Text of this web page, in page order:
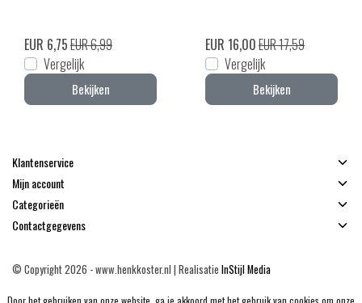
EUR 6,75EUR 6,99
Vergelijk
Bekijken
EUR 16,00EUR 17,59
Vergelijk
Bekijken
Klantenservice
Mijn account
Categorieën
Contactgegevens
© Copyright 2026 - www.henkkoster.nl | Realisatie InStijl Media